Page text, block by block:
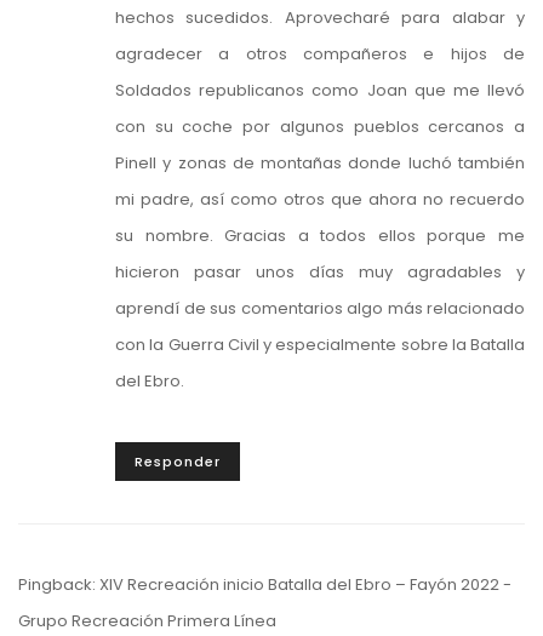
hechos sucedidos. Aprovecharé para alabar y
agradecer a otros compañeros e hijos de
Soldados republicanos como Joan que me llevó
con su coche por algunos pueblos cercanos a
Pinell y zonas de montañas donde luchó también
mi padre, así como otros que ahora no recuerdo
su nombre. Gracias a todos ellos porque me
hicieron pasar unos días muy agradables y
aprendí de sus comentarios algo más relacionado
con la Guerra Civil y especialmente sobre la Batalla
del Ebro.
Responder
Pingback: XIV Recreación inicio Batalla del Ebro – Fayón 2022 -
Grupo Recreación Primera Línea